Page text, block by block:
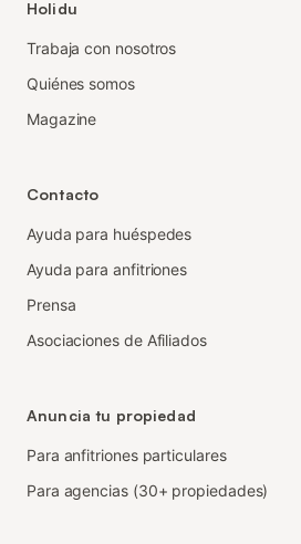
Holidu
Trabaja con nosotros
Quiénes somos
Magazine
Contacto
Ayuda para huéspedes
Ayuda para anfitriones
Prensa
Asociaciones de Afiliados
Anuncia tu propiedad
Para anfitriones particulares
Para agencias (30+ propiedades)